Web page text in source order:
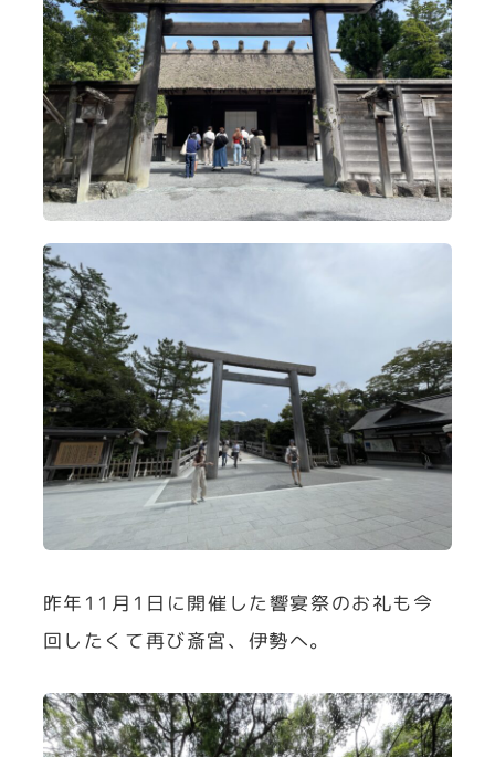
昨年11月1日に開催した響宴祭のお礼も今
回したくて再び斎宮、伊勢へ。